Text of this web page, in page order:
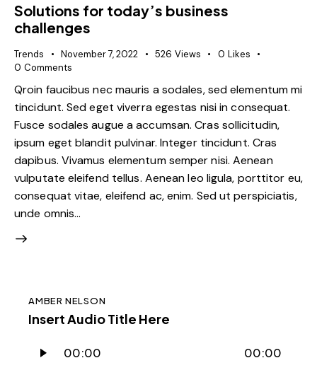
Solutions for today’s business
challenges
Trends November 7, 2022 526 Views 0 Likes
0 Comments
Qroin faucibus nec mauris a sodales, sed elementum mi
tincidunt. Sed eget viverra egestas nisi in consequat.
Fusce sodales augue a accumsan. Cras sollicitudin,
ipsum eget blandit pulvinar. Integer tincidunt. Cras
dapibus. Vivamus elementum semper nisi. Aenean
vulputate eleifend tellus. Aenean leo ligula, porttitor eu,
consequat vitae, eleifend ac, enim. Sed ut perspiciatis,
unde omnis…
AMBER NELSON
Insert Audio Title Here
Player
00:00 00:00